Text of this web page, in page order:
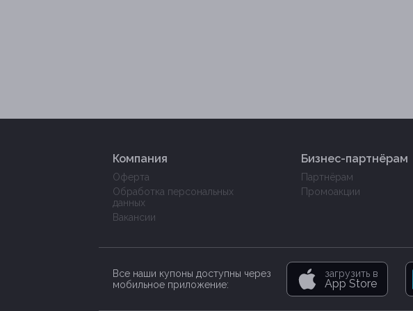
Компания
Оферта
Обработка персональных
данных
Вакансии
Бизнес-партнёрам
Партнёрам
Промоакции
Все наши купоны доступны через
мобильное приложение:
загрузить в
App Store